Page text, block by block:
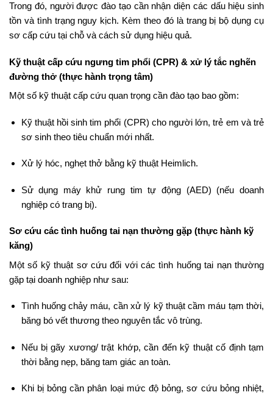
Trong đó, người được đào tạo cần nhận diện các dấu hiệu sinh
tồn và tình trạng nguy kịch. Kèm theo đó là trang bị bộ dụng cụ
sơ cấp cứu tại chỗ và cách sử dụng hiệu quả.
Kỹ thuật cấp cứu ngưng tim phổi (CPR) & xử lý tắc nghẽn
đường thở (thực hành trọng tâm)
Một số kỹ thuật cấp cứu quan trọng cần đào tạo bao gồm:
Kỹ thuật hồi sinh tim phổi (CPR) cho người lớn, trẻ em và trẻ
sơ sinh theo tiêu chuẩn mới nhất.
Xử lý hóc, nghẹt thở bằng kỹ thuật Heimlich.
Sử dụng máy khử rung tim tự động (AED) (nếu doanh
nghiệp có trang bị).
Sơ cứu các tình huống tai nạn thường gặp (thực hành kỹ
kăng)
Một số kỹ thuật sơ cứu đối với các tình huống tai nạn thường
gặp tại doanh nghiệp như sau:
Tình huống chảy máu, cần xử lý kỹ thuật cầm máu tạm thời,
băng bó vết thương theo nguyên tắc vô trùng.
Nếu bị gãy xương/ trật khớp, cần đến kỹ thuật cố định tạm
thời bằng nẹp, băng tam giác an toàn.
Khi bị bỏng cần phân loại mức độ bỏng, sơ cứu bỏng nhiệt,